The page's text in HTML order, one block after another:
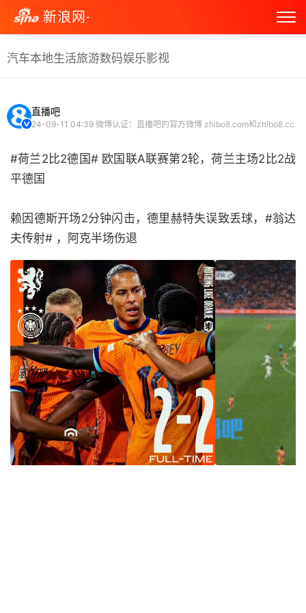
新浪网·
汽车本地生活旅游数码娱乐影视
直播吧
24-09-11 04:39 微博认证：直播吧的官方微博 zhibo8.com和zhibo8.cc
#荷兰2比2德国# 欧国联A联赛第2轮，荷兰主场2比2战
平德国
赖因德斯开场2分钟闪击，德里赫特失误致丢球，#翁达
夫传射# ，阿克半场伤退 ​​​